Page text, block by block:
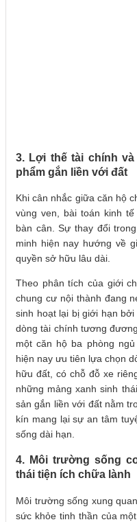
3. Lợi thế tài chính
phẩm gắn liền với đất
Khi cân nhắc giữa căn hộ
vùng ven, bài toán kinh
bàn cân. Sự thay đổi
minh hiện nay hướng về
quyền sở hữu lâu dài.
Theo phân tích của giới
chung cư nội thành đang
sinh hoạt lại bị giới hạn
dòng tài chính tương
một căn hộ ba phòng
hiện nay ưu tiên lựa chọn
hữu đất, có chỗ đỗ xe
những mảng xanh sinh
sản gắn liền với đất nằm
kín mang lại sự an tâm
sống dài hạn.
4. Môi trường sống
thái tiện ích chữa lành
Môi trường sống xung
sức khỏe tinh thần của